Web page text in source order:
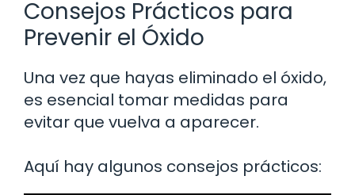
Consejos Prácticos para
Prevenir el Óxido
Una vez que hayas eliminado el óxido,
es esencial tomar medidas para
evitar que vuelva a aparecer.
Aquí hay algunos consejos prácticos: